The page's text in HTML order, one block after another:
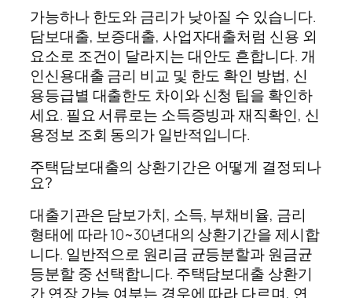
가능하나 한도와 금리가 낮아질 수 있습니다.
담보대출, 보증대출, 사업자대출처럼 신용 외
요소로 조건이 달라지는 대안도 흔합니다. 개
인신용대출 금리 비교 및 한도 확인 방법, 신
용등급별 대출한도 차이와 신청 팁을 확인하
세요. 필요 서류로는 소득증빙과 재직확인, 신
용정보 조회 동의가 일반적입니다.
주택담보대출의 상환기간은 어떻게 결정되나
요?
대출기관은 담보가치, 소득, 부채비율, 금리
형태에 따라 10~30년대의 상환기간을 제시합
니다. 일반적으로 원리금 균등분할과 원금균
등분할 중 선택합니다. 주택담보대출 상환기
간 연장 가능 여부는 경우에 따라 다르며, 연